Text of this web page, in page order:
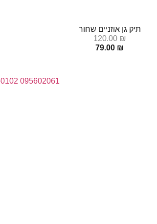
תיק גן אוזניים שחור
120.00 ₪
79.00 ₪